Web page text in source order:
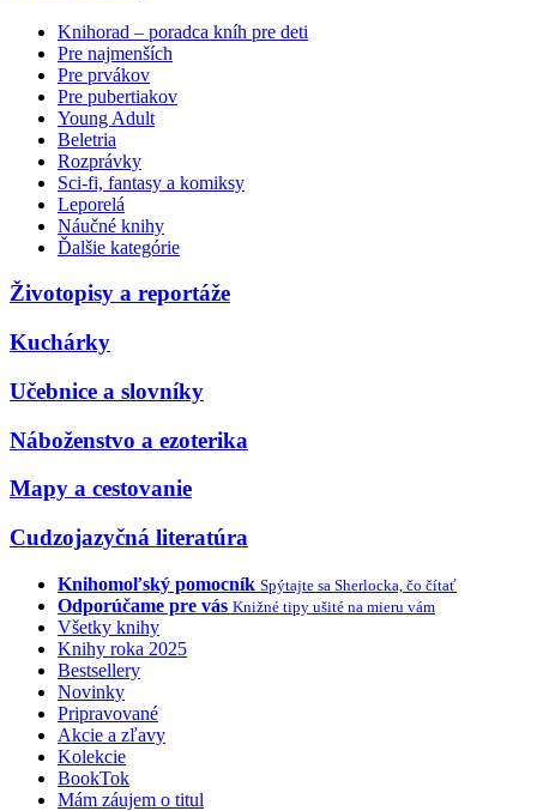
Knihorad – poradca kníh pre deti
Pre najmenších
Pre prvákov
Pre pubertiakov
Young Adult
Beletria
Rozprávky
Sci-fi, fantasy a komiksy
Leporelá
Náučné knihy
Ďalšie kategórie
Životopisy a reportáže
Kuchárky
Učebnice a slovníky
Náboženstvo a ezoterika
Mapy a cestovanie
Cudzojazyčná literatúra
Knihomoľský pomocník Spýtajte sa Sherlocka, čo čítať
Odporúčame pre vás Knižné tipy ušité na mieru vám
Všetky knihy
Knihy roka 2025
Bestsellery
Novinky
Pripravované
Akcie a zľavy
Kolekcie
BookTok
Mám záujem o titul